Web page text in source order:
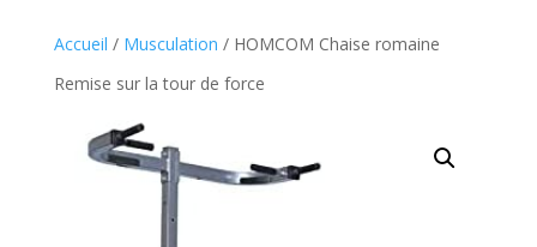
Accueil / Musculation / HOMCOM Chaise romaine
Remise sur la tour de force